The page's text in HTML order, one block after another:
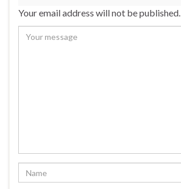
Your email address will not be published.